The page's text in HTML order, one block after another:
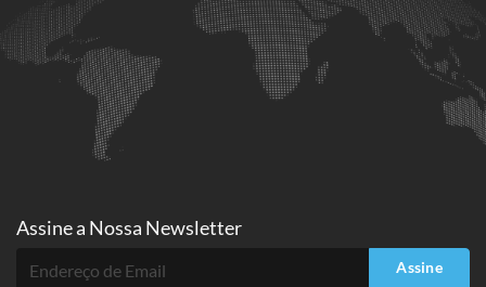
Assine a Nossa Newsletter
Assine